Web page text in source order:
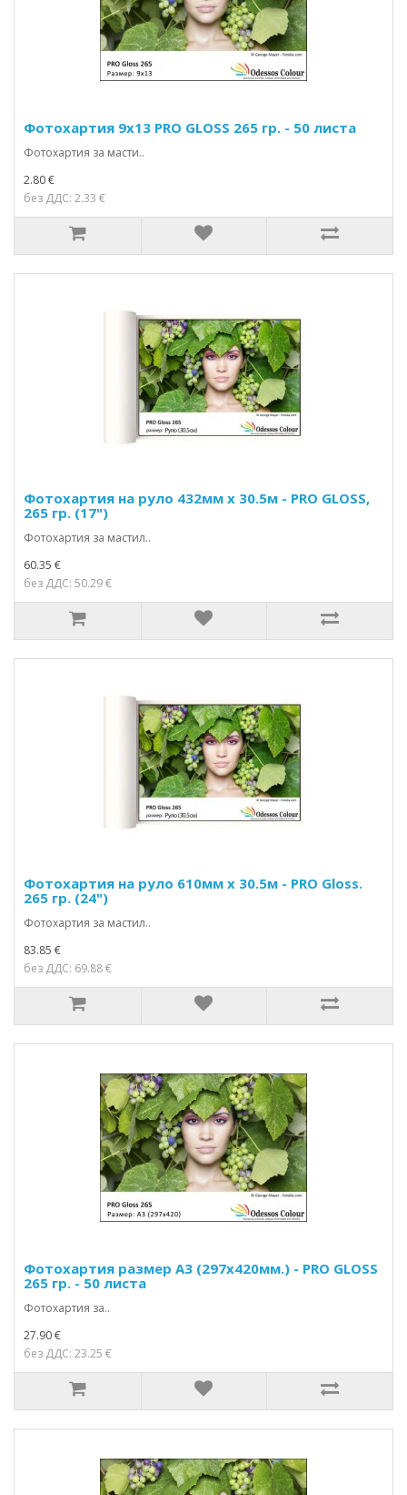
Фотохартия 9x13 PRO GLOSS 265 гр. - 50 листа
Фотохартия за масти..
2.80 €
без ДДС: 2.33 €
Фотохартия на руло 432мм х 30.5м - PRO GLOSS,
265 гр. (17")
Фотохартия за мастил..
60.35 €
без ДДС: 50.29 €
Фотохартия на руло 610мм х 30.5м - PRO Gloss.
265 гр. (24")
Фотохартия за мастил..
83.85 €
без ДДС: 69.88 €
Фотохартия размер А3 (297х420мм.) - PRO GLOSS
265 гр. - 50 листа
Фотохартия за..
27.90 €
без ДДС: 23.25 €